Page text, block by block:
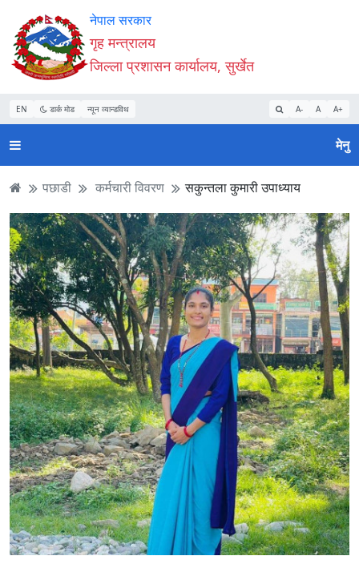
Accessibility
Mode
सुरु
गर्नुहोस्
सामाग्री
पढ्नुहाेस्
नेभिगेसन
पढ्नुहाेस्
वेबसाइट
खोजमा
जानुहोस्
नेपाल सरकार
गृह मन्त्रालय
जिल्ला प्रशासन कार्यालय, सुर्खेत
EN डार्क मोड न्यून व्यान्डविथ A- A A+
मेनु
पछाडी कर्मचारी विवरण सकुन्तला कुमारी उपाध्याय